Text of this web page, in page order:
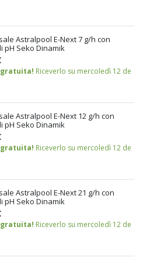
Astralpool E-Next 7 g/h con
pH Seko Dinamik
gratuita! Riceverlo su mercoledì 12 de
Astralpool E-Next 12 g/h con
pH Seko Dinamik
gratuita! Riceverlo su mercoledì 12 de
Astralpool E-Next 21 g/h con
pH Seko Dinamik
gratuita! Riceverlo su mercoledì 12 de